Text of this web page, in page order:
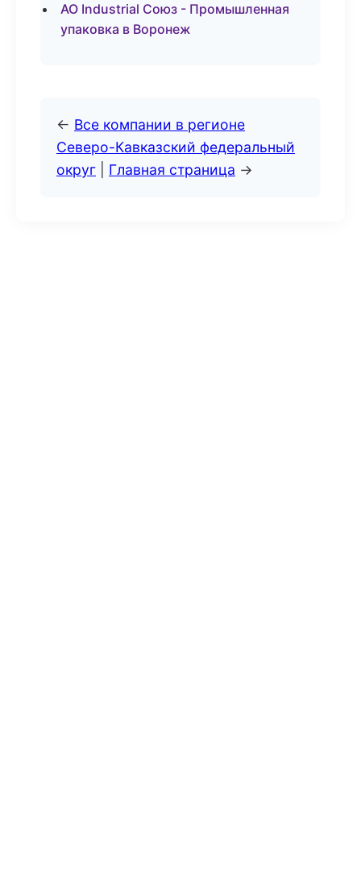
АО Industrial Союз - Промышленная
упаковка в Воронеж
← Все компании в регионе
Северо-Кавказский федеральный
округ
Главная страница →